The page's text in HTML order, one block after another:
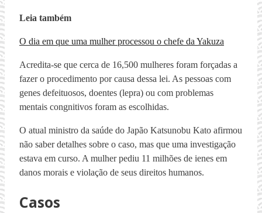
Leia também
O dia em que uma mulher processou o chefe da Yakuza
Acredita-se que cerca de 16,500 mulheres foram forçadas a
fazer o procedimento por causa dessa lei. As pessoas com
genes defeituosos, doentes (lepra) ou com problemas
mentais congnitivos foram as escolhidas.
O atual ministro da saúde do Japão Katsunobu Kato afirmou
não saber detalhes sobre o caso, mas que uma investigação
estava em curso. A mulher pediu 11 milhões de ienes em
danos morais e violação de seus direitos humanos.
Casos